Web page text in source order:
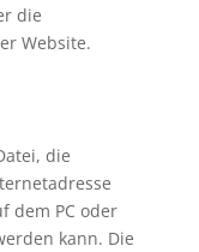
die
Website.
die
dem PC oder
kann. Die